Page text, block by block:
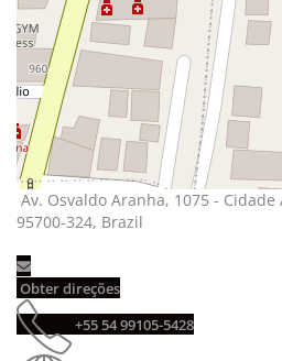
Av. Osvaldo Aranha, 1075 - Cidade
95700-324, Brazil
Obter direções
+55 54 99105-5428